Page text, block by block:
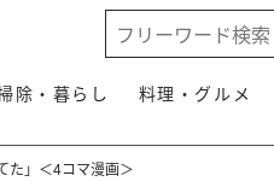
除・暮らし 料理・グルメ
た」＜4コマ漫画＞